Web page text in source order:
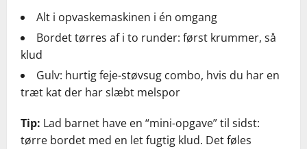
Alt i opvaskemaskinen i én omgang
Bordet tørres af i to runder: først krummer, så
klud
Gulv: hurtig feje-støvsug combo, hvis du har en
træt kat der har slæbt melspor
Tip: Lad barnet have en “mini-opgave” til sidst:
tørre bordet med en let fugtig klud. Det føles